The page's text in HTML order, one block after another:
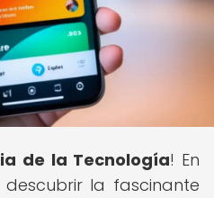
de la Tecnología! En
la fascinante